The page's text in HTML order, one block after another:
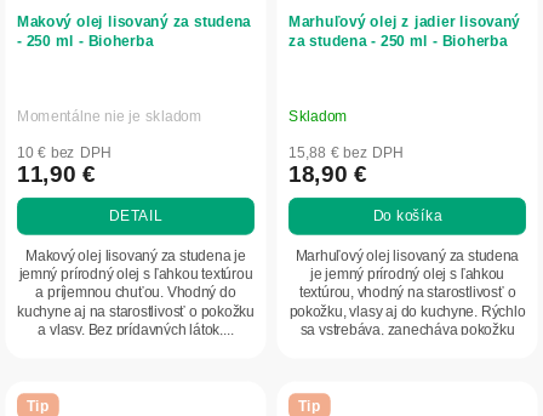
Makový olej lisovaný za studena
- 250 ml - Bioherba
Momentálne nie je skladom
10 € bez DPH
11,90 €
DETAIL
Makový olej lisovaný za studena je
jemný prírodný olej s ľahkou textúrou
a príjemnou chuťou. Vhodný do
kuchyne aj na starostlivosť o pokožku
a vlasy. Bez prídavných látok,...
Marhuľový olej z jadier lisovaný
za studena - 250 ml - Bioherba
Skladom
15,88 € bez DPH
18,90 €
Do košíka
Marhuľový olej lisovaný za studena
je jemný prírodný olej s ľahkou
textúrou, vhodný na starostlivosť o
pokožku, vlasy aj do kuchyne. Rýchlo
sa vstrebáva, zanecháva pokožku
Tip Tip